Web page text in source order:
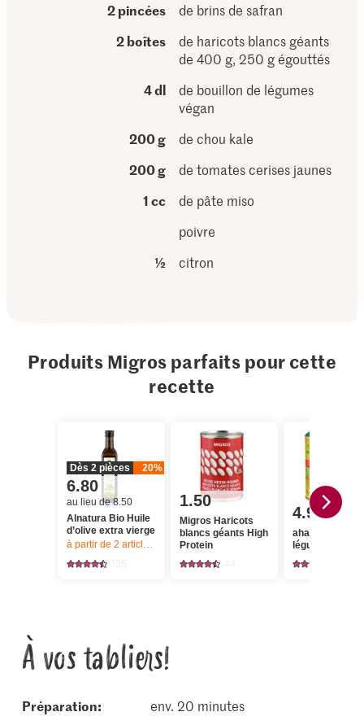
2 pincées
de brins de safran
2 boîtes
de haricots blancs géants
de 400 g, 250 g égouttés
4 dl
de bouillon de légumes
végan
200 g
de chou kale
200 g
de tomates cerises jaunes
1 cc
de pâte miso
poivre
½
citron
Produits Migros parfaits pour cette
recette
Dès 2 pièces 20%
6.80
au lieu de 8.50
Alnatura Bio Huile
d’olive extra vierge
à partir de 2 articles, Offre valable du 6.8 au 12.8.2026, jusqu’à
1.50
Migros Haricots
blancs géants High
Protein
4.95
aha! Bouillon
légumes
À vos tabliers!
Préparation: env. 20 minutes